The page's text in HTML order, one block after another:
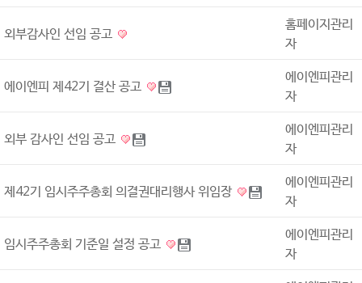
외부감사인 선임 공고
홈페이지관리
자
에이엔피 제42기 결산 공고
에이엔피관리
자
외부 감사인 선임 공고
에이엔피관리
자
제42기 임시주주총회 의결권대리행사 위임장
에이엔피관리
자
임시주주총회 기준일 설정 공고
에이엔피관리
자